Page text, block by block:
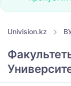
Univision.kz